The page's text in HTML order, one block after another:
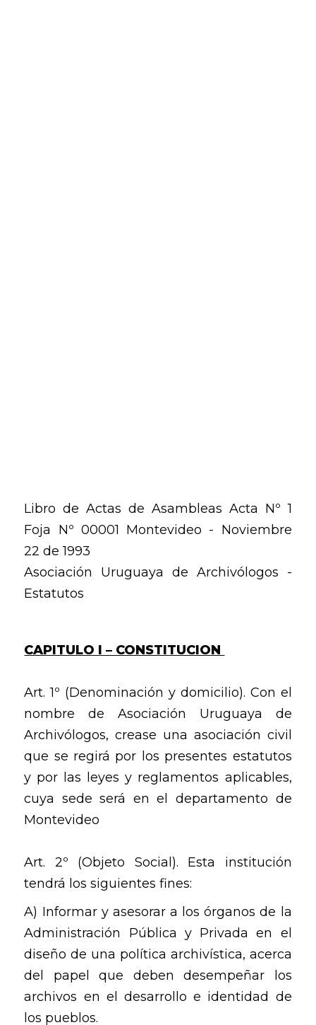
Libro de Actas de Asambleas Acta Nº 1
Foja Nº 00001 Montevideo - Noviembre
22 de 1993
Asociación Uruguaya de Archivólogos -
Estatutos
CAPITULO I – CONSTITUCION
Art. 1º (Denominación y domicilio). Con el
nombre de Asociación Uruguaya de
Archivólogos, crease una asociación civil
que se regirá por los presentes estatutos
y por las leyes y reglamentos aplicables,
cuya sede será en el departamento de
Montevideo
Art. 2º (Objeto Social). Esta institución
tendrá los siguientes fines:
A) Informar y asesorar a los órganos de la
Administración Pública y Privada en el
diseño de una política archivística, acerca
del papel que deben desempeñar los
archivos en el desarrollo e identidad de
los pueblos.